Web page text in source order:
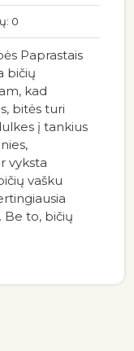
0
Paprastais
bičių
kad
bitės turi
į tankius
vyksta
vašku
Be to, bičių